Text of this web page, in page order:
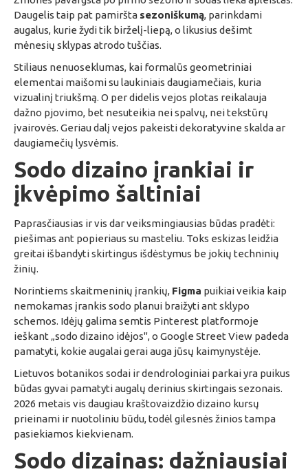
Daugelis taip pat pamiršta sezoniškumą, parinkdami
augalus, kurie žydi tik birželį-liepą, o likusius dešimt
mėnesių sklypas atrodo tuščias.
Stiliaus nenuoseklumas, kai formalūs geometriniai
elementai maišomi su laukiniais daugiamečiais, kuria
vizualinį triukšmą. O per didelis vejos plotas reikalauja
dažno pjovimo, bet nesuteikia nei spalvų, nei tekstūrų
įvairovės. Geriau dalį vejos pakeisti dekoratyvine skalda ar
daugiamečių lysvėmis.
Sodo dizaino įrankiai ir
įkvėpimo šaltiniai
Paprasčiausias ir vis dar veiksmingiausias būdas pradėti:
piešimas ant popieriaus su masteliu. Toks eskizas leidžia
greitai išbandyti skirtingus išdėstymus be jokių techninių
žinių.
Norintiems skaitmeninių įrankių, Figma puikiai veikia kaip
nemokamas įrankis sodo planui braižyti ant sklypo
schemos. Idėjų galima semtis Pinterest platformoje
ieškant „sodo dizaino idėjos", o Google Street View padeda
pamatyti, kokie augalai gerai auga jūsų kaimynystėje.
Lietuvos botanikos sodai ir dendrologiniai parkai yra puikus
būdas gyvai pamatyti augalų derinius skirtingais sezonais.
2026 metais vis daugiau kraštovaizdžio dizaino kursų
prieinami ir nuotoliniu būdu, todėl gilesnės žinios tampa
pasiekiamos kiekvienam.
Sodo dizainas: dažniausiai